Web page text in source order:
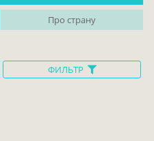
Про страну
ФИЛЬТР